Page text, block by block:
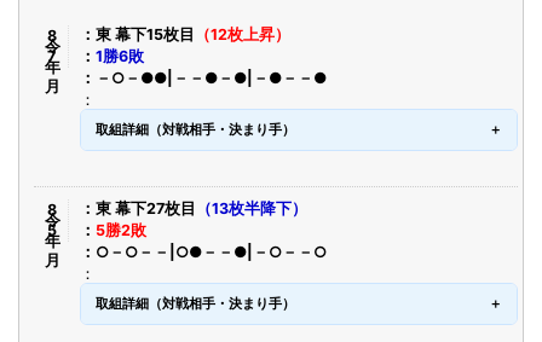
令8年7月 東 幕下15枚目
（12枚上昇）
1勝6敗
－○－●●|－－●－●|－●－－●
取組詳細（対戦相手・決まり手）
令8年5月 東 幕下27枚目
（13枚半降下）
5勝2敗
○－○－－|○●－－●|－○－－○
取組詳細（対戦相手・決まり手）